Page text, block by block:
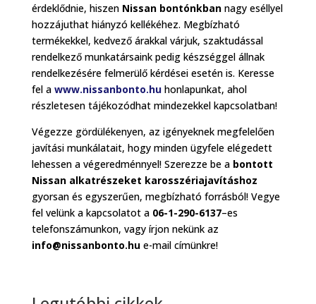
érdeklődnie, hiszen Nissan bontónkbannagy eséllyel
hozzájuthat hiányzó kellékéhez. Megbízható
termékekkel, kedvező árakkal várjuk, szaktudással
rendelkező munkatársaink pedig készséggel állnak
rendelkezésére felmerülő kérdései esetén is. Keresse
fel a www.nissanbonto.huhonlapunkat, ahol
részletesen tájékozódhat mindezekkel kapcsolatban!
Végezze gördülékenyen, az igényeknek megfelelően
javítási munkálatait, hogy minden ügyfele elégedett
lehessen a végeredménnyel! Szerezze be abontott
Nissan alkatrészeket karosszériajavításhoz
gyorsan és egyszerűen, megbízható forrásból! Vegye
fel velünk a kapcsolatot a 06-1-290-6137–es
telefonszámunkon, vagy írjon nekünk az
info@nissanbonto.hue-mail címünkre!